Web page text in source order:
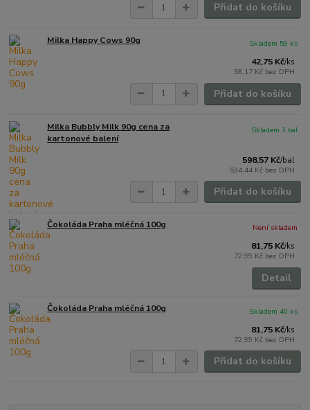
Přidat do košíku
Milka Happy Cows 90g
42,75 Kč/ks
38,17 Kč bez DPH
Skladem 59 ks
Přidat do košíku
Milka Bubbly Milk 90g cena za
kartonové balení
598,57 Kč/bal
534,44 Kč bez DPH
Skladem 3 bal
Přidat do košíku
Čokoláda Praha mléčná 100g
81,75 Kč/ks
72,99 Kč bez DPH
Není skladem
Detail
Čokoláda Praha mléčná 100g
81,75 Kč/ks
72,99 Kč bez DPH
Skladem 40 ks
Přidat do košíku